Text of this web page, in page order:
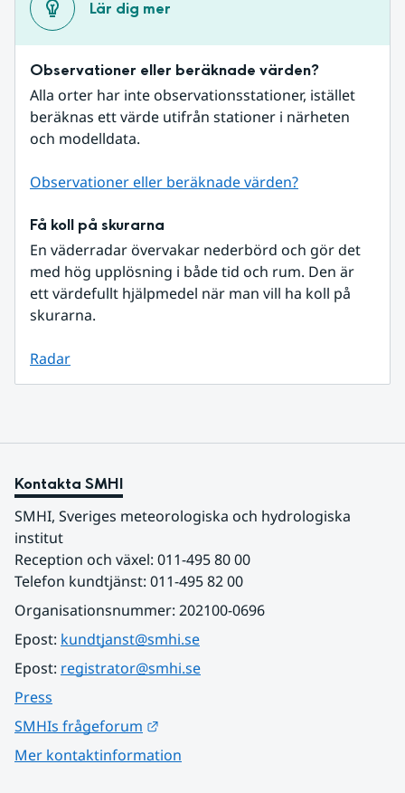
Lär dig mer
Observationer eller beräknade värden?
Alla orter har inte observationsstationer, istället
beräknas ett värde utifrån stationer i närheten
och modelldata.
Observationer eller beräknade värden?
Få koll på skurarna
En väderradar övervakar nederbörd och gör det
med hög upplösning i både tid och rum. Den är
ett värdefullt hjälpmedel när man vill ha koll på
skurarna.
Radar
Kontakta SMHI
SMHI, Sveriges meteorologiska och hydrologiska
institut
Reception och växel: 011-495 80 00
Telefon kundtjänst: 011-495 82 00
Organisationsnummer: 202100-0696
Epost: kundtjanst@smhi.se
Epost: registrator@smhi.se
Press
SMHIs frågeforum
Mer kontaktinformation